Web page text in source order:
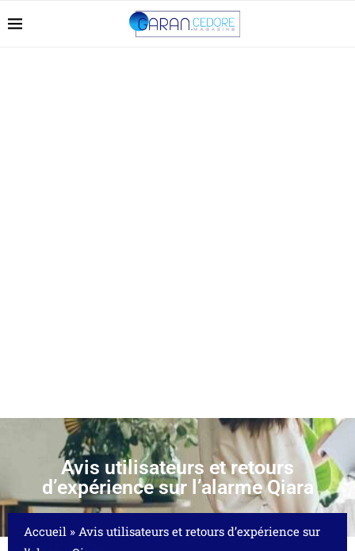
Avis utilisateurs et retours
d’expérience sur l’alarme Qiara
Accueil » Avis utilisateurs et retours d’expérience sur